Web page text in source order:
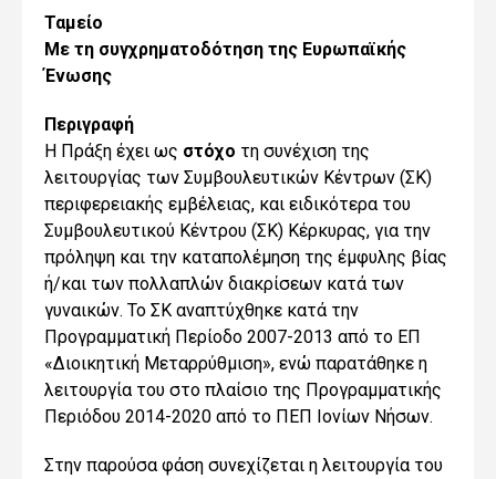
Ταμείο
Με τη συγχρηματοδότηση της Ευρωπαϊκής
Ένωσης
Περιγραφή
Η Πράξη έχει ως στόχο τη συνέχιση της
λειτουργίας των Συμβουλευτικών Κέντρων (ΣΚ)
περιφερειακής εμβέλειας, και ειδικότερα του
Συμβουλευτικού Κέντρου (ΣΚ) Κέρκυρας, για την
πρόληψη και την καταπολέμηση της έμφυλης βίας
ή/και των πολλαπλών διακρίσεων κατά των
γυναικών. Το ΣΚ αναπτύχθηκε κατά την
Προγραμματική Περίοδο 2007-2013 από το ΕΠ
«Διοικητική Μεταρρύθμιση», ενώ παρατάθηκε η
λειτουργία του στο πλαίσιο της Προγραμματικής
Περιόδου 2014-2020 από το ΠΕΠ Ιονίων Νήσων.
Στην παρούσα φάση συνεχίζεται η λειτουργία του